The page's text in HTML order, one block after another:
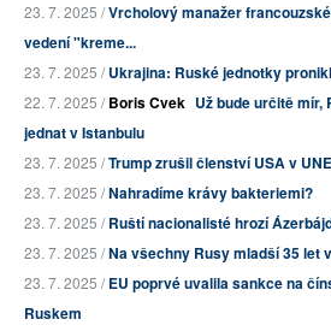
23. 7. 2025 /Vrcholový manažer
vedení "kreme...
23. 7. 2025 /Ukrajina: Ruské jednotky
22. 7. 2025 /Boris Cvek Už bude určitě mír,
jednat v Istanbulu
23. 7. 2025 /Trump zrušil členství USA v
23. 7. 2025 /Nahradíme krávy bakteriemi?
23. 7. 2025 /Ruští nacionalisté hrozí
23. 7. 2025 /Na všechny Rusy mladší 35 let
23. 7. 2025 /EU poprvé uvalila sankce na
Ruskem